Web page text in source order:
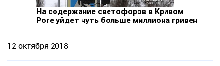
На содержание светофоров в Кривом
Роге уйдет чуть больше миллиона гривен
12 октября 2018